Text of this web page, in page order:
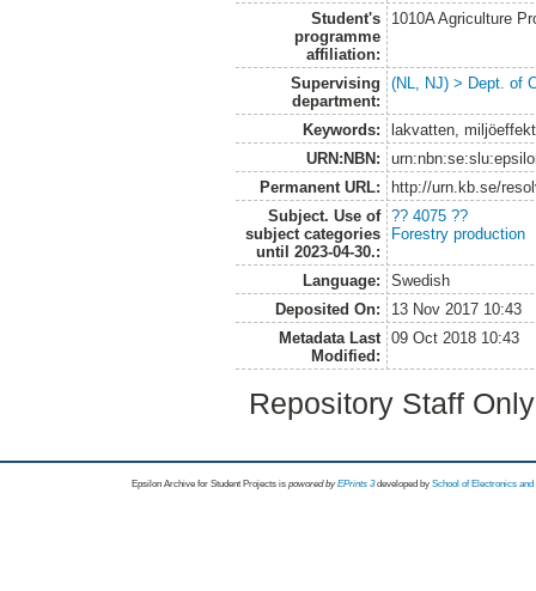
Student's
programme
affiliation:
1010A Agriculture
Supervising
department:
(NL, NJ) > Dept. of
Keywords:
lakvatten,
URN:NBN:
Permanent URL:
http://urn.kb.se/
Subject. Use of
subject categories
until 2023-04-30.:
?? 4075 ??
Forestry production
Language:
Swedish
Deposited On:
13 Nov 2017 10:43
Metadata Last
Modified:
09 Oct 2018 10:43
Repository Staff
Epsilon Archive for Student Projects is powored byEPrints 3 developed by School of Electronics